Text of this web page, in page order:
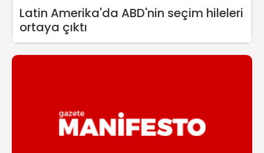
Latin Amerika'da ABD'nin seçim hileleri
ortaya çıktı